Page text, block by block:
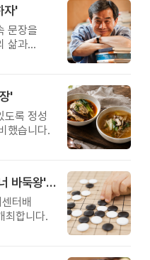
자'
문장을
삶과
'
도록 정성
했습니다.
제3회 서초구 아버지센터배 '매너 바둑왕' 대회
터배
최합니다.